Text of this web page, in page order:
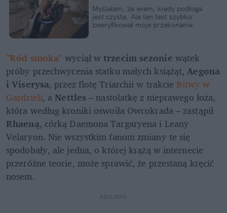
Myślałam, że wiem, kiedy podłoga
jest czysta. Ale ten test szybko
zweryfikował moje przekonanie
"Ród smoka" wyciął w trzecim sezonie wątek
próby przechwycenia statku małych książąt, Aegona
i Viserysa, przez flotę Triarchii w trakcie Bitwy w
Gardzieli, a Nettles – nastolatkę z nieprawego łoża,
która według kroniki oswoiła Owcokrada – zastąpił
Rhaeną, córką Daemona Targaryena i Leany
Velaryon. Nie wszystkim fanom zmiany te się
spodobały, ale jedna, o której krążą w internecie
przeróżne teorie, może sprawić, że przestaną kręcić
nosem.
REKLAMA